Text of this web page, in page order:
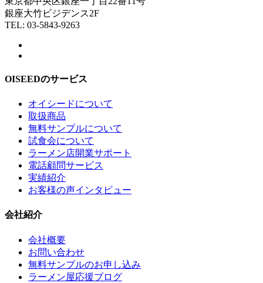
銀座大竹ビジデンス2F
TEL: 03-5843-9263
OISEEDのサービス
オイシードについて
取扱商品
無料サンプルについて
試食会について
ラーメン店開業サポート
電話顧問サービス
実績紹介
お客様の声インタビュー
会社紹介
会社概要
お問い合わせ
無料サンプルのお申し込み
ラーメン屋応援ブログ